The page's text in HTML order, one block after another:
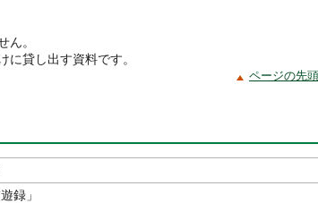
ん。
貸し出す資料です。
ページの先
録」